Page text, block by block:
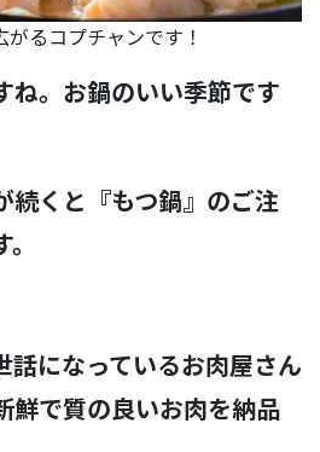
るコプチャンです！
ね。お鍋のいい季節です
続くと『もつ鍋』のご注
話になっているお肉屋さん
鮮で質の良いお肉を納品